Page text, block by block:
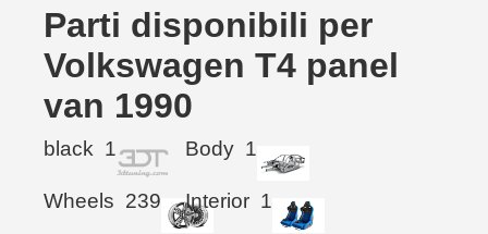
Parti disponibili per
Volkswagen T4 panel
van 1990
black 1 Body 1
Wheels 239 Interior 1